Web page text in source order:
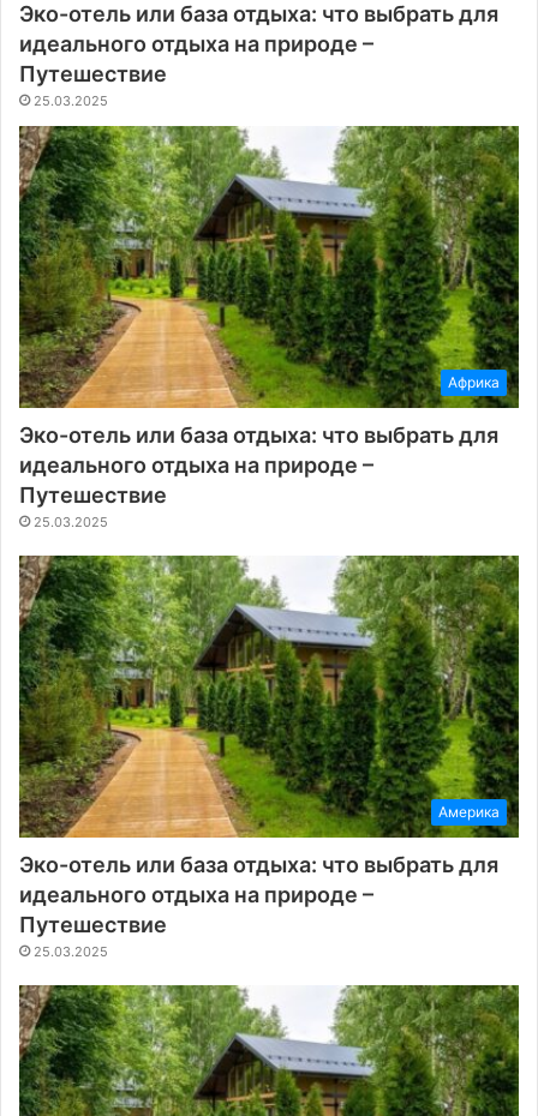
Эко-отель или база отдыха: что выбрать для
идеального отдыха на природе –
Путешествие
25.03.2025
Африка
Эко-отель или база отдыха: что выбрать для
идеального отдыха на природе –
Путешествие
25.03.2025
Америка
Эко-отель или база отдыха: что выбрать для
идеального отдыха на природе –
Путешествие
25.03.2025